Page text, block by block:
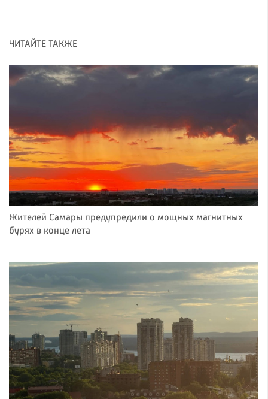
ЧИТАЙТЕ ТАКЖЕ
Жителей Самары предупредили о мощных магнитных
бурях в конце лета